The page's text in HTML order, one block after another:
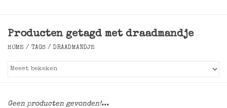
Verlichting
Producten getagd met draadmandje
HOME / TAGS / DRAADMANDJE
Geen producten gevonden!...